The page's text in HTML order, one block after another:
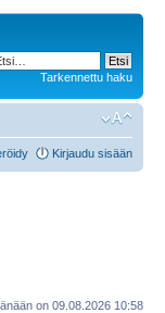
Tarkennettu haku
Kirjaudu sisään
on 09.08.2026 10:58